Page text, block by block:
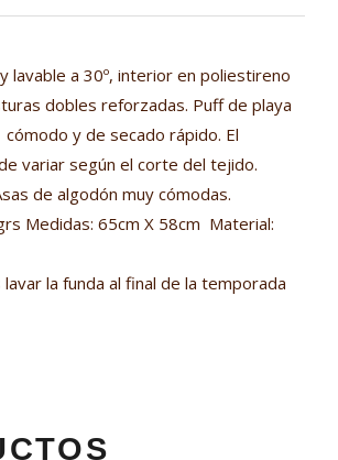
lavable a 30º, interior en poliestireno
dobles reforzadas. Puff de playa
y de secado rápido. El
variar según el corte del tejido.
de algodón muy cómodas.
Medidas: 65cm X 58cm Material:
la funda al final de la temporada